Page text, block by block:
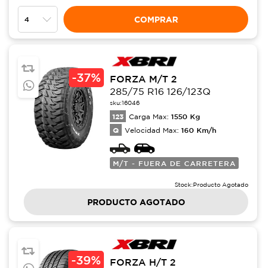
COMPRAR
-37%
FORZA M/T 2
285/75 R16 126/123Q
sku:16046
123 Carga Max: 1550 Kg
Q Velocidad Max: 160 Km/h
M/T - FUERA DE CARRETERA
Stock:Producto Agotado
PRODUCTO AGOTADO
-39%
FORZA H/T 2